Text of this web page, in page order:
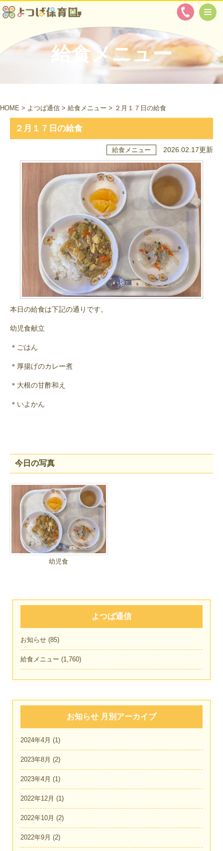
給食メニュー
HOME > よつば通信 > 給食メニュー > ２月１７日の給食
２月１７日の給食
給食メニュー 2026.02.17更新
本日の給食は下記の通りです。
幼児食献立
＊ごはん
＊厚揚げのカレー煮
＊大根の甘酢和え
＊いよかん
今日の写真
幼児食
よつば通信
お知らせ (85)
給食メニュー (1,760)
お知らせ 月別アーカイブ
2024年4月 (1)
2023年8月 (2)
2023年4月 (1)
2022年12月 (1)
2022年10月 (2)
2022年9月 (2)